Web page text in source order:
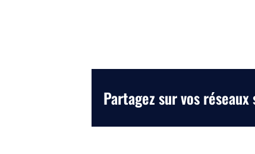
Partagez sur vos réseaux